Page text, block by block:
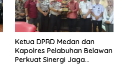
Ketua DPRD Medan dan
Kapolres Pelabuhan Belawan
Perkuat Sinergi Jaga